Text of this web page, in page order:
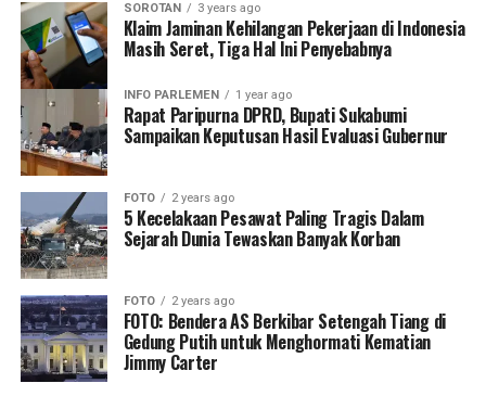
SOROTAN 3 years ago
Klaim Jaminan Kehilangan Pekerjaan di Indonesia
Masih Seret, Tiga Hal Ini Penyebabnya
INFO PARLEMEN 1 year ago
Rapat Paripurna DPRD, Bupati Sukabumi
Sampaikan Keputusan Hasil Evaluasi Gubernur
FOTO 2 years ago
5 Kecelakaan Pesawat Paling Tragis Dalam
Sejarah Dunia Tewaskan Banyak Korban
FOTO 2 years ago
FOTO: Bendera AS Berkibar Setengah Tiang di
Gedung Putih untuk Menghormati Kematian
Jimmy Carter